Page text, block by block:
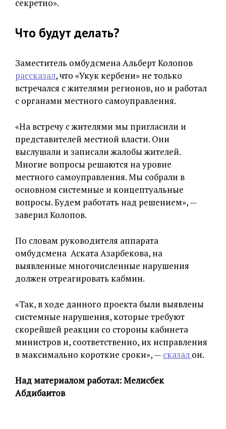
секретно».
Что будут делать?
Заместитель омбудсмена Альберт Колопов
рассказал, что «Укук кербени» не только
встречался с жителями регионов, но и работал
с органами местного самоуправления.
«На встречу с жителями мы пригласили и
представителей местной власти. Они
выслушали и записали жалобы жителей.
Многие вопросы решаются на уровне
местного самоуправления. Мы собрали в
основном системные и концептуальные
вопросы. Будем работать над решением», —
заверил Колопов.
По словам руководителя аппарата
омбудсмена Аската Азарбекова, на
выявленные многочисленные нарушения
должен отреагировать кабмин.
«Так, в ходе данного проекта были выявлены
системные нарушения, которые требуют
скорейшей реакции со стороны кабинета
министров и, соответственно, их исправления
в максимально короткие сроки», — сказал он.
Над материалом работал: Мелисбек
Абдибаитов